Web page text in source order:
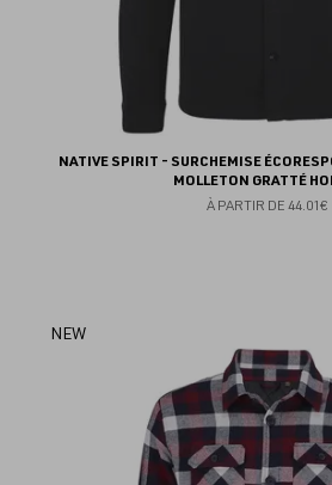
NATIVE SPIRIT - SURCHEMISE
MOLLETON GRATTÉ
À PARTIR DE 44.01€
NEW